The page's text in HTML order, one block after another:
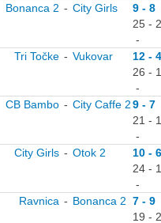
Bonanca 2 - City Girls
9 - 8
25 -
-
Tri Točke - Vukovar
12 - 4
26 -
-
CB Bambo - City Caffe 29 - 7
21 -
-
City Girls - Otok 2
10 - 6
24 -
-
Ravnica - Bonanca 2 7 - 9
19 -